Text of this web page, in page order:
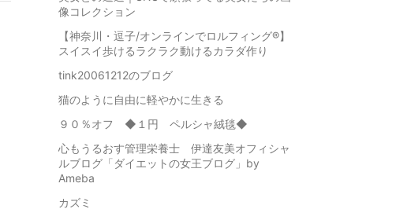
像コレクション
【神奈川・逗子/オンラインでロルフィング®】
スイスイ歩けるラクラク動けるカラダ作り
tink20061212のブログ
猫のように自由に軽やかに生きる
９０％オフ ◆１円 ペルシャ絨毯◆
心もうるおす管理栄養士 伊達友美オフィシャ
ルブログ「ダイエットの女王ブログ」by
Ameba
カズミ